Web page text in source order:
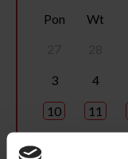
Pon Wt
3 4
10 11